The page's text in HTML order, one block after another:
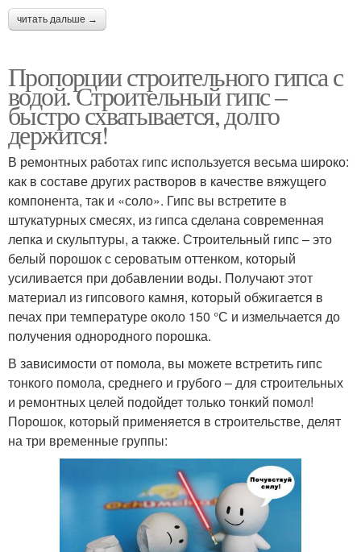
читать дальше →
Пропорции строительного гипса с
водой. Строительный гипс –
быстро схватывается, долго
держится!
В ремонтных работах гипс используется весьма широко:
как в составе других растворов в качестве вяжущего
компонента, так и «соло». Гипс вы встретите в
штукатурных смесях, из гипса сделана современная
лепка и скульптуры, а также. Строительный гипс – это
белый порошок с сероватым оттенком, который
усиливается при добавлении воды. Получают этот
материал из гипсового камня, который обжигается в
печах при температуре около 150 °С и измельчается до
получения однородного порошка.
В зависимости от помола, вы можете встретить гипс
тонкого помола, среднего и грубого – для строительных
и ремонтных целей подойдет только тонкий помол!
Порошок, который применяется в строительстве, делят
на три временные группы: